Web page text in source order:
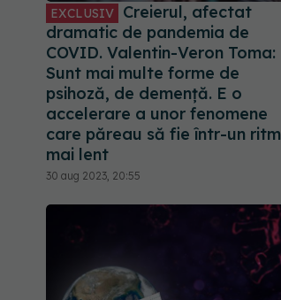
EXCLUSIV
Creierul, afectat
dramatic de pandemia de
COVID. Valentin-Veron Toma:
Sunt mai multe forme de
psihoză, de demență. E o
accelerare a unor fenomene
care păreau să fie într-un ritm
mai lent
30 aug 2023, 20:55